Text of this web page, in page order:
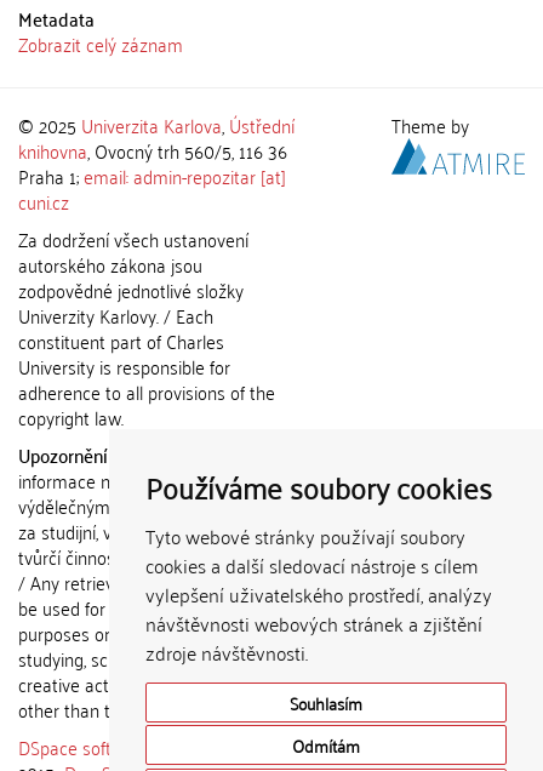
Používáme soubory cookies
Tyto webové stránky používají soubory
cookies a další sledovací nástroje s cílem
vylepšení uživatelského prostředí, analýzy
návštěvnosti webových stránek a zjištění
zdroje návštěvnosti.
Souhlasím
Odmítám
Metadata
Zobrazit celý záznam
© 2025 Univerzita Karlova,Ústřední
knihovna, Ovocný trh 560/5, 116 36
Praha 1;email: admin-repozitar [at]
cuni.cz
Za dodržení všech ustanovení
autorského zákona jsou
zodpovědné jednotlivé složky
Univerzity Karlovy. / Each
constituent part of Charles
University is responsible for
adherence to all provisions of the
copyright law.
Upozornění / Notice:
informace nemohou být použity k
výdělečným účelům nebo vydávány
za studijní, vědeckou nebo jinou
tvůrčí činnost jiné osoby než autora.
/ Any retrieved information shall not
be used for any commercial
purposes or claimed as results of
studying, scientific or any other
creative activities of any person
other than the author.
DSpace software
copyright © 2002-
Theme by